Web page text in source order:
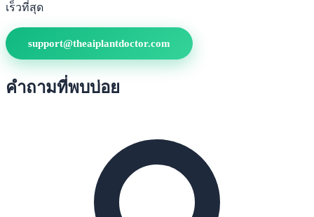
เร็วที่สุด
support@theaiplantdoctor.com
คำถามที่พบบ่อย